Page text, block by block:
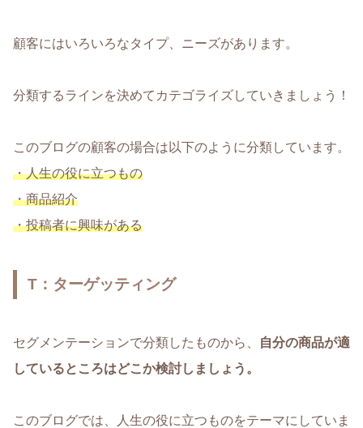
顧客にはいろいろなタイプ、ニーズがあります。
分類するラインを決めてカテゴライズしていきましょう！
このブログの顧客の場合は以下のように分類しています。
・人生の役に立つもの
・商品紹介
・投稿者に興味がある
T：ターゲッティング
セグメンテーションで分類したものから、
自分の商品が適
しているところはどこか検討しましょう。
このブログでは、人生の役に立つものをテーマにしていま